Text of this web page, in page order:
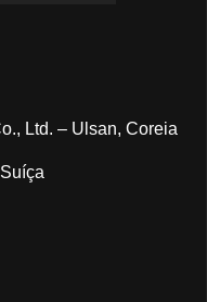
Ltd. – Ulsan, Coreia